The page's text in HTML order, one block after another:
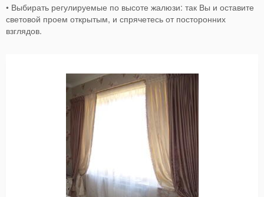
• Выбирать регулируемые по высоте жалюзи: так Вы и оставите
световой проем открытым, и спрячетесь от посторонних
взглядов.